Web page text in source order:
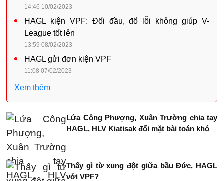
14:46 10/02/2023
HAGL kiện VPF: Đối đầu, đổ lỗi không giúp V-
League tốt lên
13:59 08/02/2023
HAGL gửi đơn kiện VPF
11:08 07/02/2023
Xem thêm
Lứa Công Phượng, Xuân Trường chia tay
HAGL, HLV Kiatisak đối mặt bài toán khó
Thấy gì từ xung đột giữa bầu Đức, HAGL
với VPF?